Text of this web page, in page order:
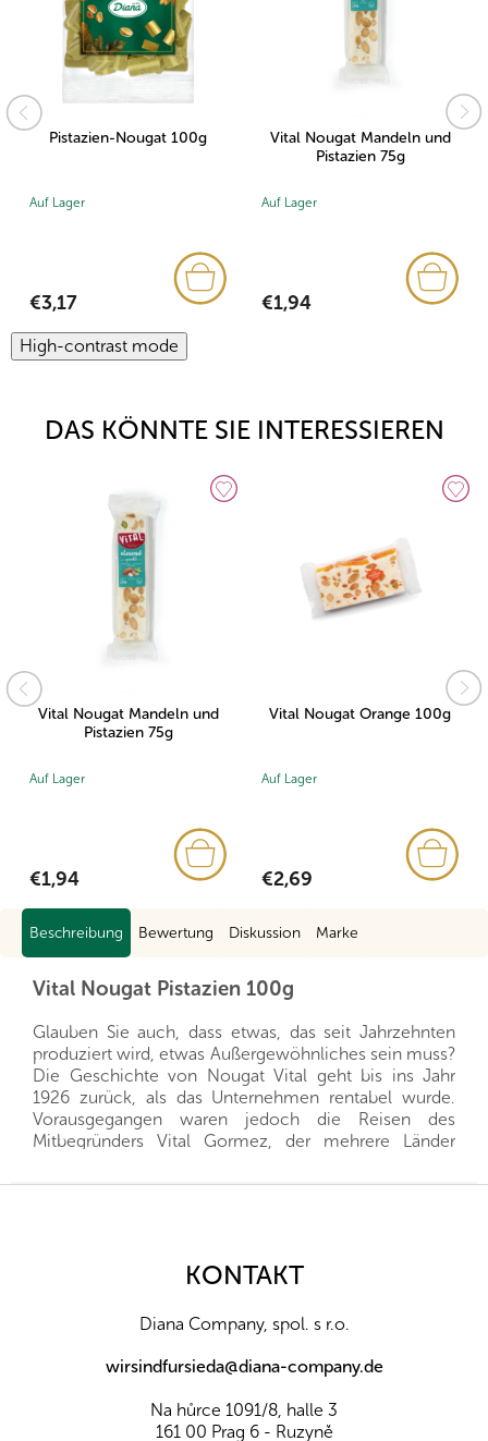
Pistazien-Nougat 100g
Auf Lager
€3,17
Vital Nougat Mandeln und
Pistazien 75g
Auf Lager
€1,94
High-contrast mode
DAS KÖNNTE SIE INTERESSIEREN
Vital Nougat Mandeln und
Pistazien 75g
Auf Lager
€1,94
Vital Nougat Orange 100g
Auf Lager
€2,69
Beschreibung Bewertung Diskussion Marke
Vital Nougat Pistazien 100g
Glauben Sie auch, dass etwas, das seit Jahrzehnten
produziert wird, etwas Außergewöhnliches sein muss?
Die Geschichte von Nougat Vital geht bis ins Jahr
1926 zurück, als das Unternehmen rentabel wurde.
Vorausgegangen waren jedoch die Reisen des
Mitbegründers Vital Gormez, der mehrere Länder
Nougatsorten zu probieren und so seine eigene zu
Nougat in andere Länder, auch nach Übersee,
ursprünglichen Rezepten auf und strebt gleichzeitig
nach Innovation in Bezug auf den Produktionsprozess
und neue Geschmacksrichtungen.
Vital-Nougat gibt es in verschiedenen Varianten,
entweder mit Nüssen oder mit verschiedenen
KONTAKT
Diana Company, spol. s r.o.
wirsindfursieda@diana-company.de
Na hůrce 1091/8, halle 3
161 00 Prag 6 - Ruzyně